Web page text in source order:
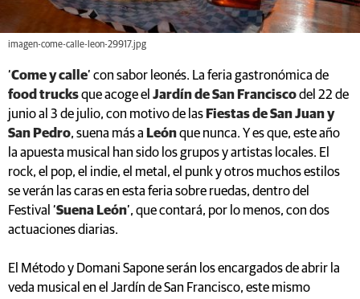
imagen-come-calle-leon-29917.jpg
‘Come y calle’ con sabor leonés. La feria gastronómica de
food trucksque acoge el Jardín de San Franciscodel 22 de
junio al 3 de julio, con motivo de las Fiestas de San Juan y
San Pedro, suena más a Leónque nunca. Y es que, este año
la apuesta musical han sido los grupos y artistas locales. El
rock, el pop, el indie, el metal, el punk y otros muchos estilos
se verán las caras en esta feria sobre ruedas, dentro del
Festival ‘Suena León’, que contará, por lo menos, con dos
actuaciones diarias.
El Método y Domani Sapone serán los encargados de abrir la
veda musical en el Jardín de San Francisco, este mismo